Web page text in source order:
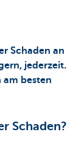
Schaden an
jederzeit.
am besten
Schaden?